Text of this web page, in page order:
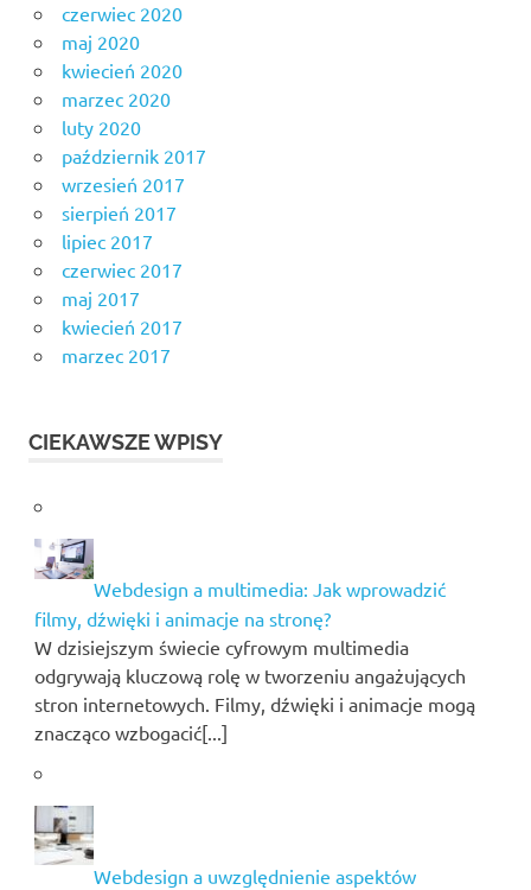
czerwiec 2020
maj 2020
kwiecień 2020
marzec 2020
luty 2020
październik 2017
wrzesień 2017
sierpień 2017
lipiec 2017
czerwiec 2017
maj 2017
kwiecień 2017
marzec 2017
CIEKAWSZE WPISY
Webdesign a multimedia: Jak wprowadzić
filmy, dźwięki i animacje na stronę?
W dzisiejszym świecie cyfrowym multimedia
odgrywają kluczową rolę w tworzeniu angażujących
stron internetowych. Filmy, dźwięki i animacje mogą
znacząco wzbogacić[...]
Webdesign a uwzględnienie aspektów